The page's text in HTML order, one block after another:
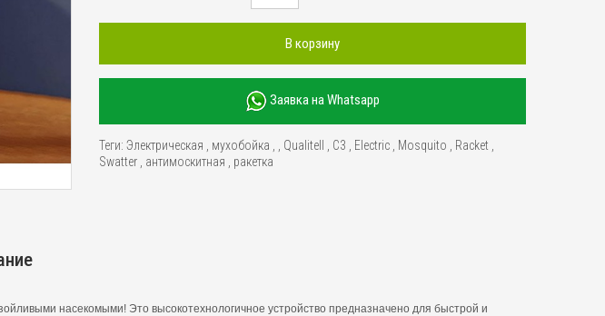
В корзину
Заявка на Whatsapp
Теги: Электрическая мухобойка Qualitell C3 Electric Mosquito Racket
Swatter
антимоскитная ракетка
насекомыми! Это высокотехнологичное устройство предназначено для быстрой и